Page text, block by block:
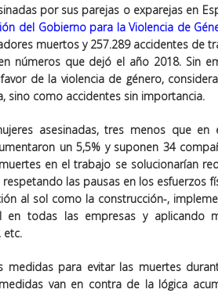
por sus parejas o exparejas en
del Gobierno para la Violencia de
muertos y 257.289 accidentes de
números que dejó el año 2018. Sin
de la violencia de género,
sino como accidentes sin importancia.
asesinadas, tres menos que en
un 5,5% y suponen 34
en el trabajo se solucionarían
las pausas en los esfuerzos
al sol como la construcción-,
en todas las empresas y aplicando
etc.
medidas para evitar las muertes
van en contra de la lógica